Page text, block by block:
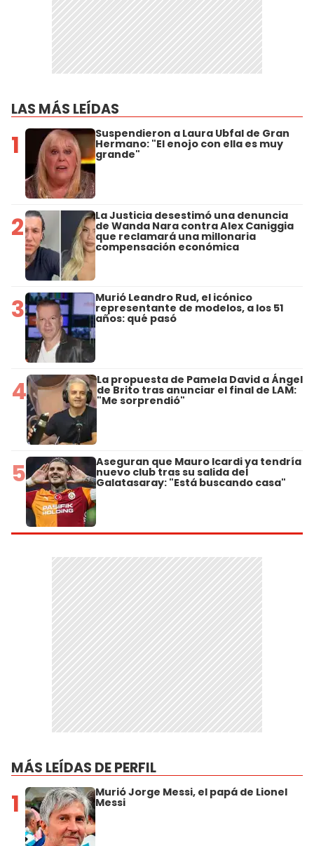
LAS MÁS LEÍDAS
1 Suspendieron a Laura Ubfal de Gran
Hermano: "El enojo con ella es muy
grande"
2 La Justicia desestimó una denuncia
de Wanda Nara contra Alex Caniggia
que reclamará una millonaria
compensación económica
3 Murió Leandro Rud, el icónico
representante de modelos, a los 51
años: qué pasó
4 La propuesta de Pamela David a Ángel
de Brito tras anunciar el final de LAM:
"Me sorprendió"
5 Aseguran que Mauro Icardi ya tendría
nuevo club tras su salida del
Galatasaray: "Está buscando casa"
MÁS LEÍDAS DE PERFIL
1 Murió Jorge Messi, el papá de Lionel
Messi